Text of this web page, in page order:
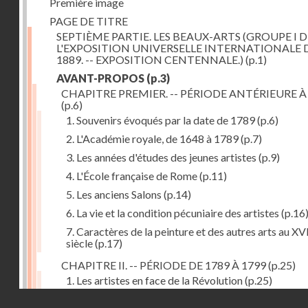
PAGE DE TITRE
SEPTIÈME PARTIE. LES BEAUX-ARTS (GROUPE I
L'EXPOSITION UNIVERSELLE INTERNATIONALE
1889. -- EXPOSITION CENTENNALE.) (p.1)
AVANT-PROPOS (p.3)
CHAPITRE PREMIER. -- PÉRIODE ANTÉRIEURE
(p.6)
1. Souvenirs évoqués par la date de 1789(p.6)
2. L'Académie royale, de 1648 à 1789(p.7)
3. Les années d'études des jeunes artistes (p.9)
4. L'École française de Rome(p.11)
5. Les anciens Salons (p.14)
6. La vie et la condition pécuniaire des artistes (p.16)
7. Caractères de la peinture et des autres arts au
siècle(p.17)
CHAPITRE II. -- PÉRIODE DE 1789 À 1799(p.25)
1. Les artistes en face de la Révolution(p.25)